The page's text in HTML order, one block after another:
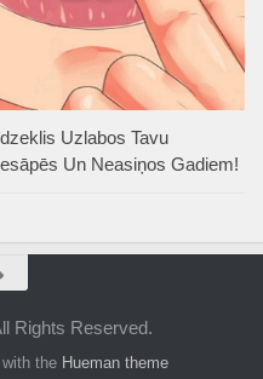
Uzlabos Tavu
Un Neasiņos Gadiem!
Rights Reserved.
the Hueman theme